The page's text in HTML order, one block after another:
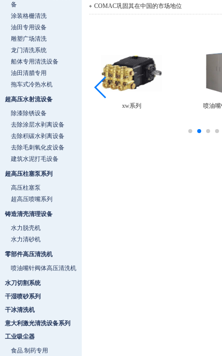
备
涂装格栅清洗
油田专用设备
雕塑广场清洗
龙门清洗系统
船体专用清洗设备
油田清腊专用
拖车式冷热水机
超高压水射流设备
除漆除锈设备
去除涂层水剥离设备
去除积碳水剥离设备
去除毛刺氧化皮设备
建筑水泥打毛设备
超高压柱塞泵系列
高压柱塞泵
超高压喷嘴系列
铸造清壳清理设备
水力脱壳机
水力清砂机
零部件高压清洗机
喷油嘴针阀体高压清洗机
水刀切割系统
干湿喷砂系列
干冰清洗机
意大利激光清洗设备系列
工业吸尘器
食品.制药专用
COMAC巩固其在中国的市场地位
xw系列 喷油